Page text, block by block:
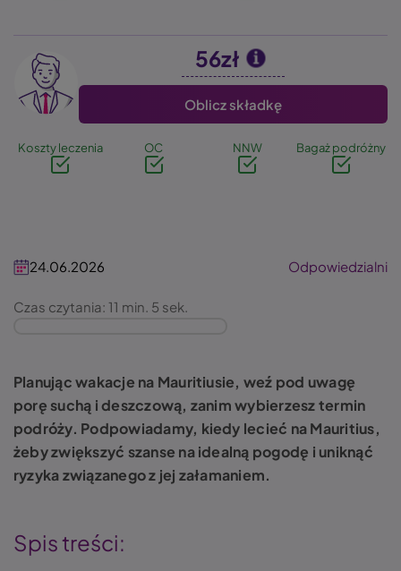
Image 56zł
Oblicz składkę
Koszty leczenia OC NNW Bagaż podróżny
24.06.2026 Odpowiedzialni
Czas czytania: 11 min. 5 sek.
Planując wakacje na Mauritiusie, weź pod uwagę
porę suchą i deszczową, zanim wybierzesz termin
podróży. Podpowiadamy, kiedy lecieć na Mauritius,
żeby zwiększyć szanse na idealną pogodę i uniknąć
ryzyka związanego z jej załamaniem.
Spis treści: